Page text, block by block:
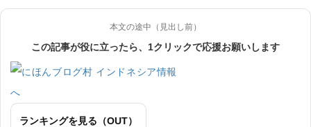
本文の途中（見出し前）
この記事が役に立ったら、1クリックで応援お願いします
ランキングを見る（OUT）